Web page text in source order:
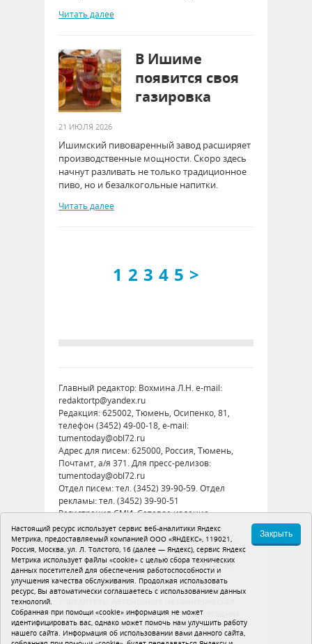
Читать далее
В Ишиме
появится своя
газировка
21 ИЮЛЯ 2026
Ишимский пивоваренный завод расширяет
производственные мощности. Скоро здесь
начнут разливать не только традиционное
пиво, но и безалкогольные напитки.
Читать далее
1 2 3 4 5 >
Главный редактор: Вохмина Л.Н. e-mail:
redaktortp@yandex.ru
Редакция: 625002, Тюмень, Осипенко, 81,
телефон (3452) 49-00-18, e-mail:
tumentoday@obl72.ru
Адрес для писем: 625000, Россия, Тюмень,
Почтамт, а/я 371. Для пресс-релизов:
tumentoday@obl72.ru
Отдел писем: тел. (3452) 39-90-59. Отдел
рекламы: тел. (3452) 39-90-51
Регистрация СМИ: Сетевое издание
«Интернет-газета «Тюменская правда»,
регистрационный номер СМИ Эл № ФС77-
86575 от 26 декабря 2023 г. выдано
Федеральной службой по надзору в сфере
связи, информационных технологий и
массовых коммуникаций (Роскомнадзор)
организация «Тюменская область сегодня»
Политика оператора Устав редакции
Настоящий ресурс использует сервис веб-аналитики Яндекс
Метрика, предоставляемый компанией ООО «ЯНДЕКС», 119021,
Россия, Москва, ул. Л. Толстого, 16 (далее — Яндекс), сервис Яндекс
Метрика использует файлы «cookie» с целью сбора технических
данных посетителей для обеспечения работоспособности и
улучшения качества обслуживания. Продолжая использовать
ресурс, Вы автоматически соглашаетесь с использованием данных
технологий.
Собранная при помощи «cookie» информация не может
идентифицировать вас, однако может помочь нам улучшить работу
нашего сайта. Информация об использовании вами данного сайта,
Закрыть